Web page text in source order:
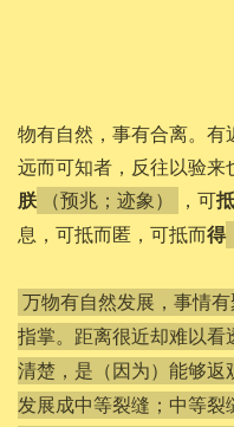
物有自然，事有合离。有
远而可知者，反往以验
朕 （预兆；迹象） ，可抵
息，可抵而匿，可抵而得
万物有自然发展，事情
指掌。距离很近却难以看
清楚，是（因为）能够返
发展成中等裂缝；中等裂